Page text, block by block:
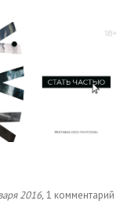
2016,1 комментарий